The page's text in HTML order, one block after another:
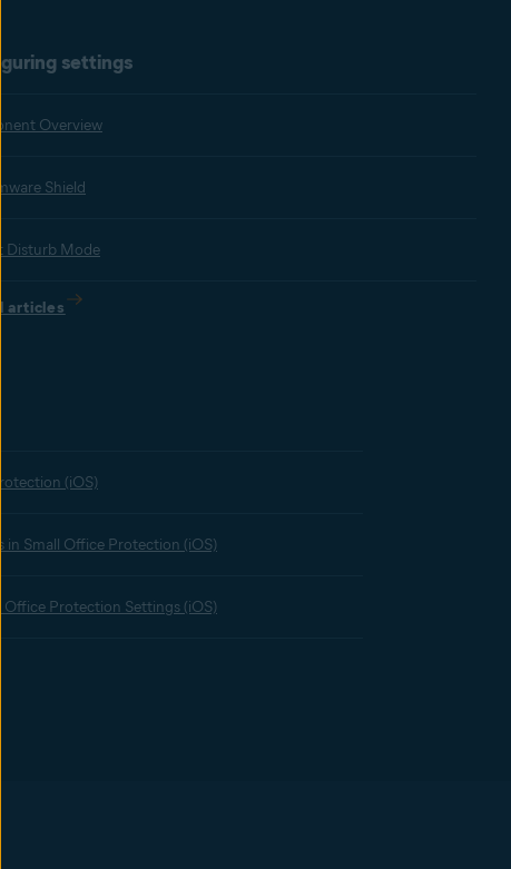
settings
Overview
Shield
Disturb Mode
articles
(iOS)
Small Office Protection (iOS)
Protection Settings (iOS)